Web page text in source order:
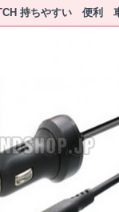
持ちやすい 便利